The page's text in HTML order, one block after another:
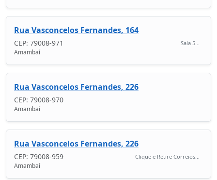
Rua Vasconcelos Fernandes, 164
CEP: 79008-971 Sala 5...
Amambaí
Rua Vasconcelos Fernandes, 226
CEP: 79008-970
Amambaí
Rua Vasconcelos Fernandes, 226
CEP: 79008-959 Clique e Retire Correios...
Amambaí